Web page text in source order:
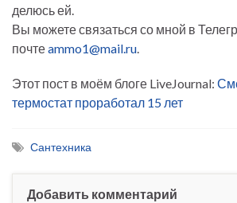
делюсь ей.
Вы можете связаться со мной в
почтеammo1@mail.ru.
Этот пост в моём блоге LiveJournal:
термостат проработал 15 лет
Сантехника
Добавить комментарий